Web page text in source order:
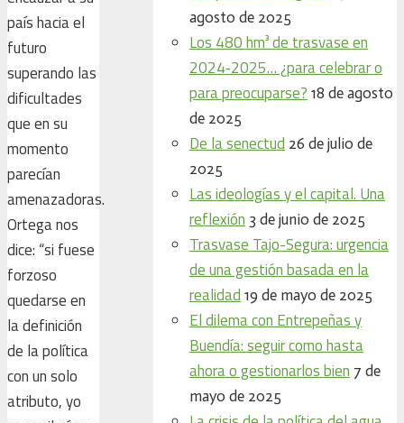
país hacia el
futuro
superando las
dificultades
que en su
momento
parecían
amenazadoras.
Ortega nos
dice: “si fuese
forzoso
quedarse en
la definición
de la política
con un solo
atributo, yo
agosto de 2025
Los 480 hm³ de trasvase en
2024‑2025… ¿para celebrar o
para preocuparse? 18 de agosto
de 2025
De la senectud 26 de julio de
2025
Las ideologías y el capital. Una
reflexión 3 de junio de 2025
Trasvase Tajo-Segura: urgencia
de una gestión basada en la
realidad 19 de mayo de 2025
El dilema con Entrepeñas y
Buendía: seguir como hasta
ahora o gestionarlos bien 7 de
mayo de 2025